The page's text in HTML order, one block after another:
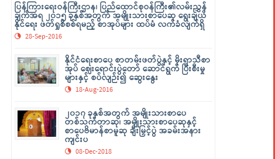
ပြန်ကြားရေးဝန်ကြီးဌာန၊ ပြည်ထောင်စုဝန်ကြီး၏လမ်းညွှန်
ချက်အရ ၂၀၁၅ ခုနှစ်အတွက် အမျိုးသားစာပေဆု ရွေးချယ်
နိုင်ရေး ဖတ်ရှုစိစစ်ရမည့် စာအုပ်များ ထပ်မံ လက်ခံလျက်ရှိ
28-Sep-2016
နိုင်ငံရေးစာပေ စာတမ်းဖတ်ပွဲနှင့် မိုးရာသီစာ
အုပ် ဈေးရောင်းပွဲတော် ဆောင်ရွက် ပြီးစီးမှု
များနှင့် စပ်လျဉ်း၍ ဆွေးနွေး
18-Aug-2016
၂၀၁၇ ခုနှစ်အတွက် အမျိုးသားစာပေ
တစ်သက်တာဆု၊ အမျိုးသားစာပေဆုနှင့်
စာပေဗိမာန်စာမူဆု ချီးမြှင့်ပွဲ အခမ်းအနား
ကျင်းပ
08-Dec-2018